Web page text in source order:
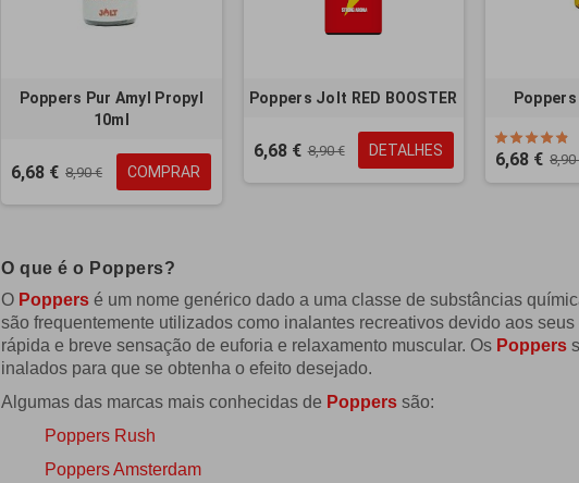
Poppers Pur Amyl Propyl
10ml
6,68 € 8,90 € COMPRAR
Poppers Jolt RED BOOSTER
6,68 € 8,90 € DETALHES 6,68 € 8,90
O que é o Poppers?
O Poppers é um nome genérico dado a uma classe de substâncias
são frequentemente utilizados como inalantes recreativos devido aos
rápida e breve sensação de euforia e relaxamento muscular. Os Poppers
inalados para que se obtenha o efeito desejado.
Algumas das marcas mais conhecidas de Poppers são:
Poppers Rush
Poppers Amsterdam